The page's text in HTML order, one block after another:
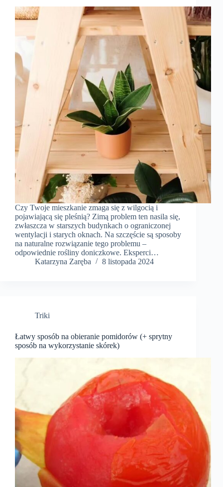
Czy Twoje mieszkanie zmaga się z wilgocią i
pojawiającą się pleśnią? Zimą problem ten nasila się,
zwłaszcza w starszych budynkach o ograniczonej
wentylacji i starych oknach. Na szczęście są sposoby
na naturalne rozwiązanie tego problemu –
odpowiednie rośliny doniczkowe. Eksperci…
Katarzyna Zaręba
8 listopada 2024
Triki
Łatwy sposób na obieranie pomidorów (+ sprytny
sposób na wykorzystanie skórek)